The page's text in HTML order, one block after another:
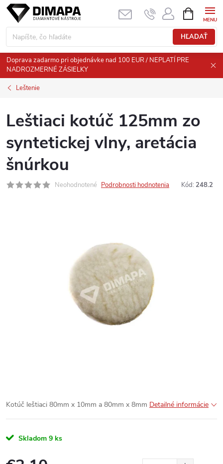
Prejsť
obsah
HĽADAŤ
KOŠÍK
Doprava zadarmo pri objednávke nad 100 EUR / NEPLATÍ PRE
NADROZMERNÉ ZÁSIELKY
Leštenie
Leštiaci kotúč 125mm zo
syntetickej vlny, aretácia
šnúrkou
Neohodnotené Podrobnosti hodnotenia Kód: 248.2
Kotúč leštiaci 80mm x 10mm a 80mm x 8mm Detailné informácie
Skladom 9 ks